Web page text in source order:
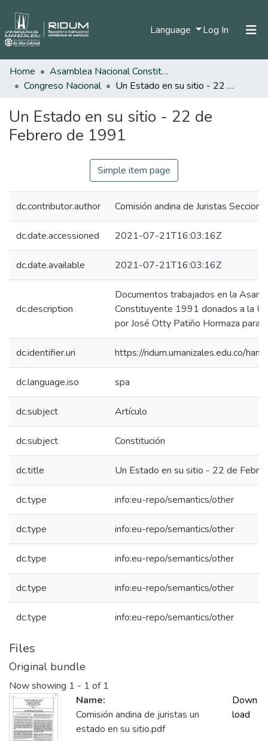
Language Log In (current)
All of DSpace
Home
Asamblea Nacional Constituyente
Congreso Nacional
Un Estado en su sitio - 22 de Febrero de 1991
Un Estado en su sitio - 22 de
Febrero de 1991
Simple item page
dc.contributor.author Comisión andina de Juristas
dc.date.accessioned 2021-07-21T16:03:16Z
dc.date.available 2021-07-21T16:03:16Z
dc.description
Documentos trabajados en la
Constituyente 1991 donados a la
por José Otty Patiño Hormaza para
dc.identifier.uri https://ridum.umanizales.edu.co/
dc.language.iso spa
dc.subject Artículo
dc.subject Constitución
dc.title Un Estado en su sitio - 22 de
dc.type info:eu-repo/semantics/other
dc.type info:eu-repo/semantics/other
dc.type info:eu-repo/semantics/other
dc.type info:eu-repo/semantics/other
dc.type info:eu-repo/semantics/other
Files
Original bundle
Now showing 1 - 1 of 1
Name:
Comisión andina de juristas un
estado en su sitio.pdf
Down
load